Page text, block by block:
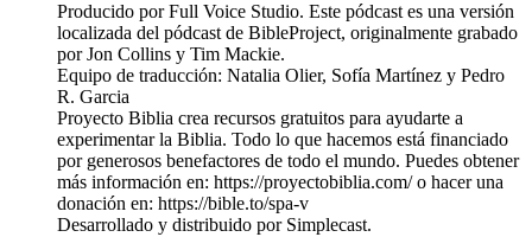
Producido por Full Voice Studio. Este pódcast es una versión
localizada del pódcast de BibleProject, originalmente grabado
por Jon Collins y Tim Mackie.
Equipo de traducción: Natalia Olier, Sofía Martínez y Pedro
R. Garcia
Proyecto Biblia crea recursos gratuitos para ayudarte a
experimentar la Biblia. Todo lo que hacemos está financiado
por generosos benefactores de todo el mundo. Puedes obtener
más información en: https://proyectobiblia.com/ o hacer una
donación en: https://bible.to/spa-v
Desarrollado y distribuido por Simplecast.